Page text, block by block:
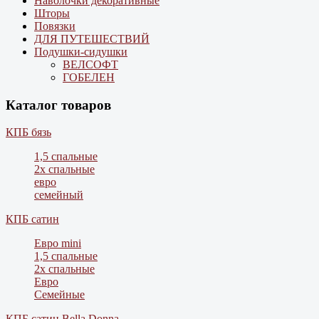
Шторы
Повязки
ДЛЯ ПУТЕШЕСТВИЙ
Подушки-сидушки
ВЕЛСОФТ
ГОБЕЛЕН
Каталог товаров
КПБ бязь
1,5 спальные
2х спальные
евро
семейный
КПБ сатин
Евро mini
1,5 спальные
2х спальные
Евро
Семейные